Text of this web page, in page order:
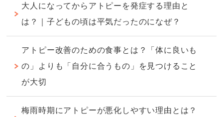
大人になってからアトピーを発症する理由と
は？｜子どもの頃は平気だったのになぜ？
アトピー改善のための食事とは？「体に良いも
の」よりも「自分に合うもの」を見つけること
が大切
梅雨時期にアトピーが悪化しやすい理由とは？